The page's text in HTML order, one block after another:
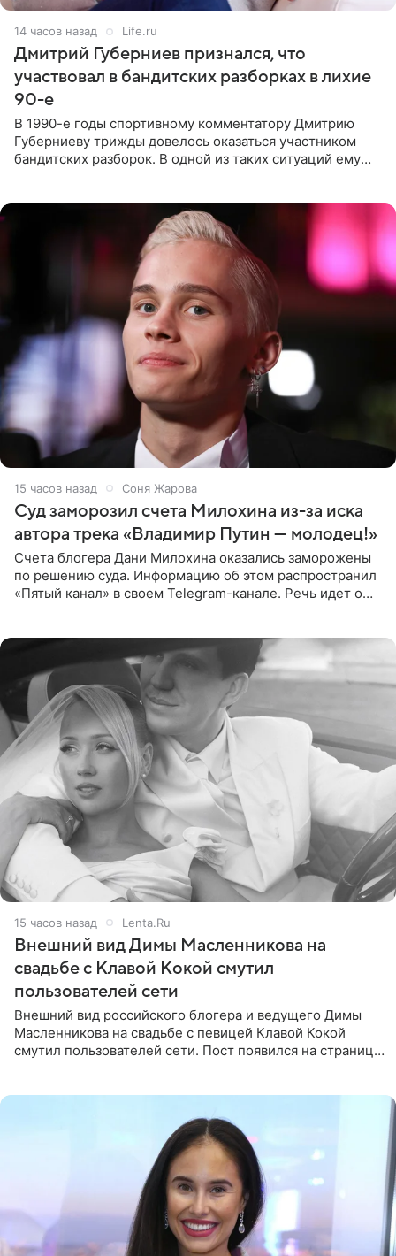
14 часов назад Life.ru
Дмитрий Губерниев признался, что
участвовал в бандитских разборках в лихие
90-е
В 1990-е годы спортивному комментатору Дмитрию
Губерниеву трижды довелось оказаться участником
бандитских разборок. В одной из таких ситуаций ему
15 часов назад Соня Жарова
Суд заморозил счета Милохина из-за иска
автора трека «Владимир Путин — молодец!»
Счета блогера Дани Милохина оказались заморожены
по решению суда. Информацию об этом распространил
«Пятый канал» в своем Telegram-канале. Речь идет о
15 часов назад Lenta.Ru
Внешний вид Димы Масленникова на
свадьбе с Клавой Кокой смутил
пользователей сети
Внешний вид российского блогера и ведущего Димы
Масленникова на свадьбе с певицей Клавой Кокой
смутил пользователей сети. Пост появился на странице